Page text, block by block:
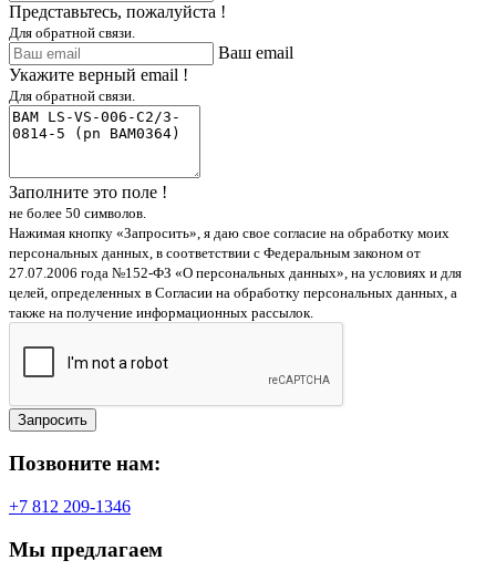
Представьтесь, пожалуйста !
Для обратной связи.
Ваш email
Укажите верный email !
Для обратной связи.
Заполните это поле !
не более 50 символов.
Нажимая кнопку «Запросить», я даю свое согласие на обработку моих
персональных данных, в соответствии с Федеральным законом от
27.07.2006 года №152-ФЗ «О персональных данных», на условиях и для
целей, определенных в Согласии на обработку персональных данных, а
также на получение информационных рассылок.
Запросить
Позвоните нам:
+7 812 209-1346
Мы предлагаем